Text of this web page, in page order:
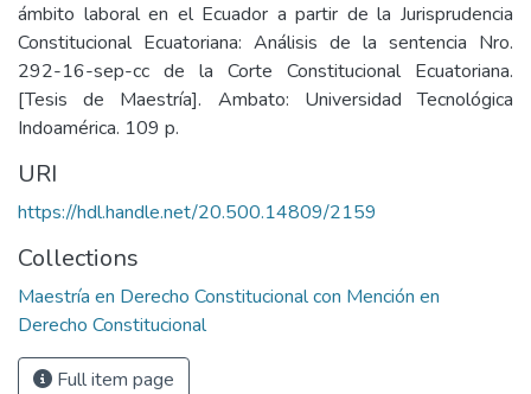
ámbito laboral en el Ecuador a partir de la Jurisprudencia
Constitucional Ecuatoriana: Análisis de la sentencia Nro.
292-16-sep-cc de la Corte Constitucional Ecuatoriana.
[Tesis de Maestría]. Ambato: Universidad Tecnológica
Indoamérica. 109 p.
URI
https://hdl.handle.net/20.500.14809/2159
Collections
Maestría en Derecho Constitucional con Mención en
Derecho Constitucional
Full item page